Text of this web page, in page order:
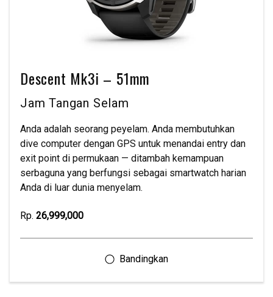
Descent Mk3i – 51mm
Jam Tangan Selam
Anda adalah seorang peyelam. Anda membutuhkan
dive computer dengan GPS untuk menandai entry dan
exit point di permukaan — ditambah kemampuan
serbaguna yang berfungsi sebagai smartwatch harian
Anda di luar dunia menyelam.
Rp. 26,999,000